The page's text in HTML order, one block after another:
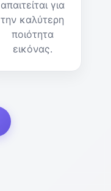
απαιτείται για
την καλύτερη
ποιότητα
εικόνας.